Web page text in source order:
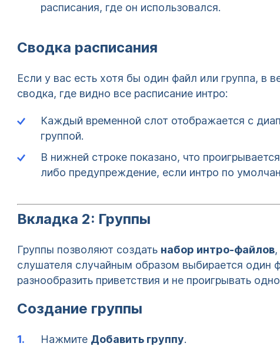
расписания, где он использовался.
Сводка расписания
Если у вас есть хотя бы один файл или группа, в
сводка, где видно все расписание интро:
Каждый временной слот отображается с
группой.
В нижней строке показано, что
либо предупреждение, если интро по
Вкладка 2: Группы
Группы позволяют создать набор интро-файлов
слушателя случайным образом выбирается один
разнообразить приветствия и не проигрывать
Создание группы
Нажмите Добавить группу.